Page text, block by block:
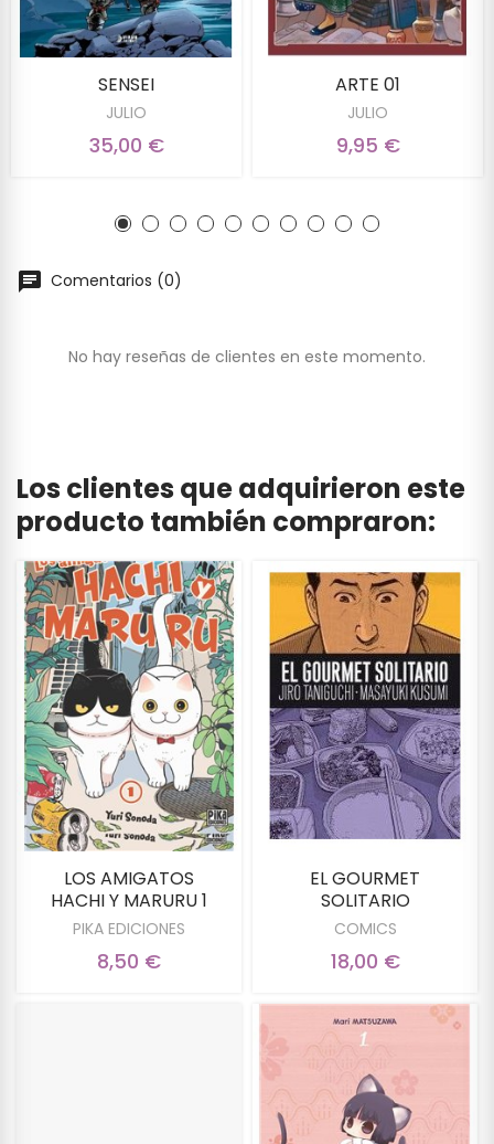
SENSEI
JULIO
35,00 €
ARTE 01
JULIO
9,95 €
Comentarios (0)
No hay reseñas de clientes en este momento.
Los clientes que adquirieron este
producto también compraron:
LOS AMIGATOS
HACHI Y MARURU 1
PIKA EDICIONES
8,50 €
EL GOURMET
SOLITARIO
COMICS
18,00 €